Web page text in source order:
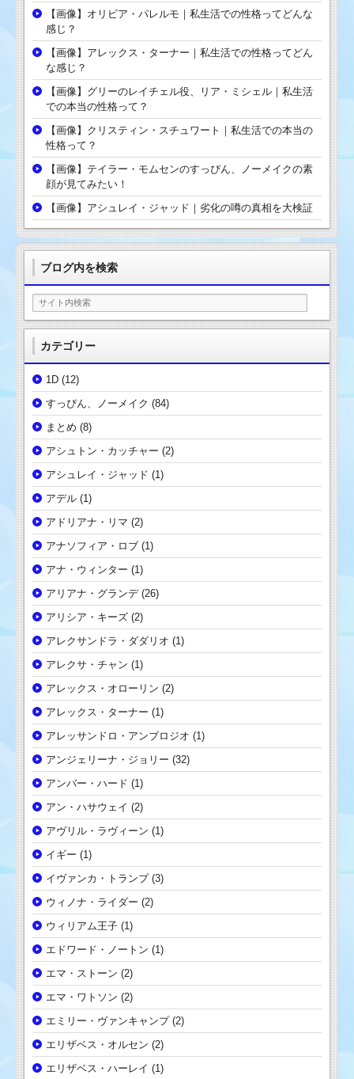
【画像】オリビア・パレルモ｜私生活での性格ってどんな
感じ？
【画像】アレックス・ターナー｜私生活での性格ってどん
な感じ？
【画像】グリーのレイチェル役、リア・ミシェル｜私生活
での本当の性格って？
【画像】クリスティン・スチュワート｜私生活での本当の
性格って？
【画像】テイラー・モムセンのすっぴん、ノーメイクの素
顔が見てみたい！
【画像】アシュレイ・ジャッド｜劣化の噂の真相を大検証
ブログ内を検索
カテゴリー
1D (12)
すっぴん、ノーメイク (84)
まとめ (8)
アシュトン・カッチャー (2)
アシュレイ・ジャッド (1)
アデル (1)
アドリアナ・リマ (2)
アナソフィア・ロブ (1)
アナ・ウィンター (1)
アリアナ・グランデ(26)
アリシア・キーズ (2)
アレクサンドラ・ダダリオ (1)
アレクサ・チャン (1)
アレックス・オローリン (2)
アレックス・ターナー (1)
アレッサンドロ・アンブロジオ (1)
アンジェリーナ・ジョリー (32)
アンバー・ハード (1)
アン・ハサウェイ (2)
アヴリル・ラヴィーン (1)
イギー (1)
イヴァンカ・トランプ(3)
ウィノナ・ライダー (2)
ウィリアム王子 (1)
エドワード・ノートン (1)
エマ・ストーン (2)
エマ・ワトソン (2)
エミリー・ヴァンキャンプ(2)
エリザベス・オルセン (2)
エリザベス・ハーレイ (1)